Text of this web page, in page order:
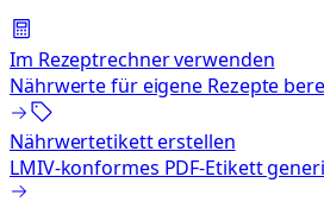
Im Rezeptrechner verwenden
Nährwerte für eigene Rezepte
Nährwertetikett erstellen
LMIV-konformes PDF-Etikett